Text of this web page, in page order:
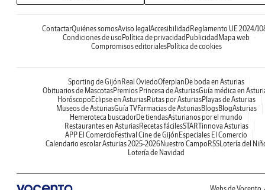
ContactarQuiénes somosAviso legal Accesibilidad Reglamento UE 2024/
Condiciones de uso Política de privacidad Publicidad Mapa web
Compromisos editorialesPolítica de cookies
Sporting de Gijón Real OviedoOferplan De boda en Asturias
Obituarios de MascotasPremios Princesa de AsturiasGuía médica en
Horóscopo Eclipse en AsturiasRutas por AsturiasPlayas de Asturias
Museos de AsturiasGuía TVFarmacias de AsturiasBlogsBlogAsturias
Hemeroteca buscadorDe tiendasAsturianos por el mundo
Restaurantes en AsturiasRecetas fácilesSTARTinnova Asturias
APP El Comercio Festival Cine de Gijón Especiales El Comercio
Calendario escolar Asturias 2025-2026Nuestro Campo RSSLotería del
Lotería de Navidad